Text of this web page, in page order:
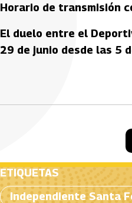
Horario de transmisión
El duelo entre el
29 de junio desde las 5
ETIQUETAS
Independiente Santa